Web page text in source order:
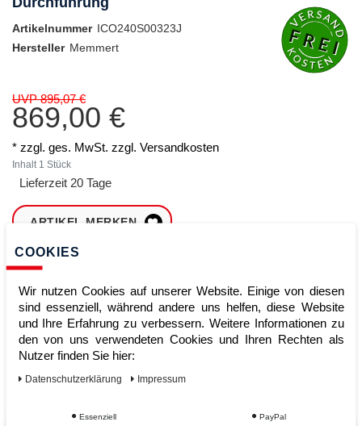
Artikelnummer ICO240S00323J
Hersteller Memmert
UVP 895,07 €
869,00 €
* zzgl. ges. MwSt. zzgl. Versandkosten
Inhalt 1 Stück
Lieferzeit 20 Tage
ARTIKEL MERKEN
Sofort lieferbar
COOKIES
Wir nutzen Cookies auf unserer Website. Einige von diesen
sind essenziell, während andere uns helfen, diese Website
und Ihre Erfahrung zu verbessern. Weitere Informationen zu
den von uns verwendeten Cookies und Ihren Rechten als
Nutzer finden Sie hier:
Daten­schutz­erklärung Impressum
Essenziell PayPal